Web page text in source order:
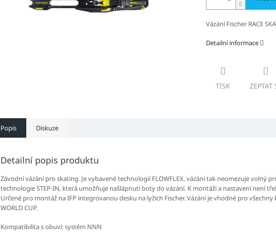
Vázání Fischer RACE
Detailní informace
TISK ZEPTAT
Popis Diskuze
Detailní popis produktu
Závodní vázání pro skating. Je vybavené technologií FLOWFLEX, vázání tak neomezuje volný
technologie STEP-IN, která umožňuje našlápnutí boty do vázání. K montáži a nastavení není
Určené pro montáž na IFP integrovanou desku na lyžích Fischer. Vázání je vhodné pro všechny
WORLD CUP.
Kompatibilita s obuví: systém NNN